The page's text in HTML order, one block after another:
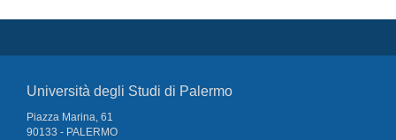
Università degli Studi di Palermo
Piazza Marina, 61
90133 - PALERMO